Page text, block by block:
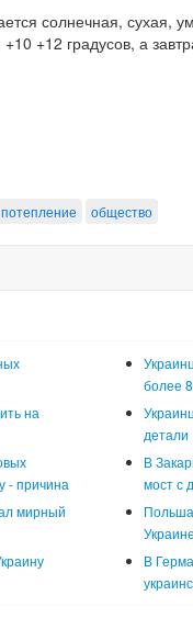
солнечная, сухая,
+12 градусов, а
потепление общество
более
на
детали
- причина
В
мост с
мирный
В